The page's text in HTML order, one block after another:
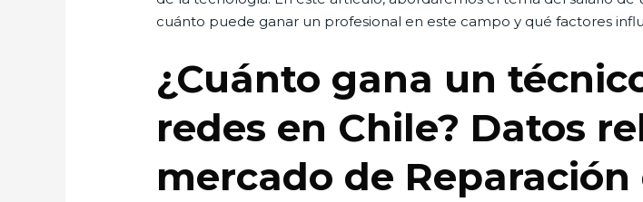
cuánto puede ganar un profesional en este campo y qué factores
¿Cuánto gana un
redes en Chile? Datos
mercado de